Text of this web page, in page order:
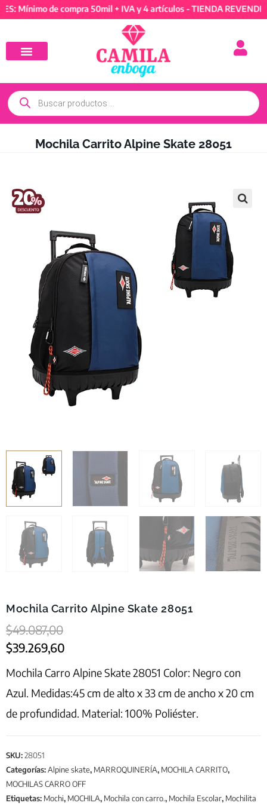
Mínimo de compra 50mil + IVA y 4 artículos - TIENDA
Mochila Carrito Alpine Skate 28051
Mochila Carrito Alpine Skate 28051
$49.087,00
$39.269,60
Mochila Carro Alpine Skate 28051 Color: Negro con
Azul. Medidas:45 cm de alto x 33 cm de ancho x 20 cm
de profundidad. Material: 100% Poliéster.
SKU:28051
Categorías:Alpine skate, MARROQUINERÍA, MOCHILA CARRITO,
MOCHILAS CARRO OFF
Etiquetas: Mochi, MOCHILA, Mochila con carro., Mochila Escolar, Mochilita